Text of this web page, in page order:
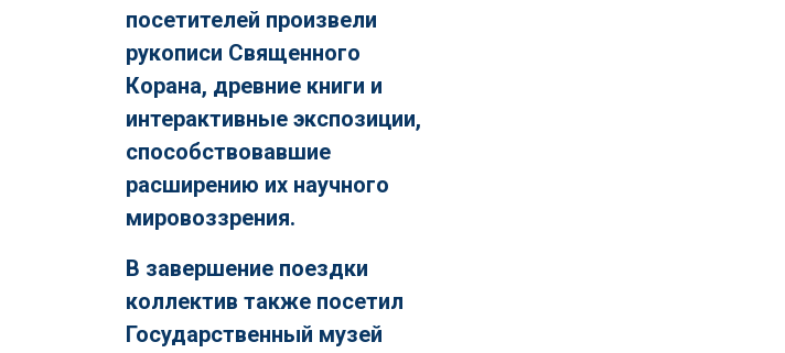
посетителей произвели
рукописи Священного
Корана, древние книги и
интерактивные экспозиции,
способствовавшие
расширению их научного
мировоззрения.
В завершение поездки
коллектив также посетил
Государственный музей